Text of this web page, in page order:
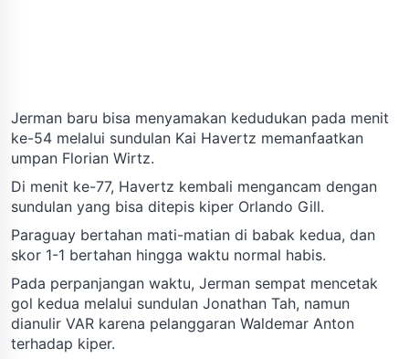
Jerman baru bisa menyamakan kedudukan pada menit
ke-54 melalui sundulan Kai Havertz memanfaatkan
umpan Florian Wirtz.
Di menit ke-77, Havertz kembali mengancam dengan
sundulan yang bisa ditepis kiper Orlando Gill.
Paraguay bertahan mati-matian di babak kedua, dan
skor 1-1 bertahan hingga waktu normal habis.
Pada perpanjangan waktu, Jerman sempat mencetak
gol kedua melalui sundulan Jonathan Tah, namun
dianulir VAR karena pelanggaran Waldemar Anton
terhadap kiper.